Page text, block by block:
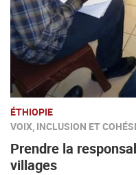
ÉTHIOPIE
VOIX, INCLUSION ET
Prendre la
villages